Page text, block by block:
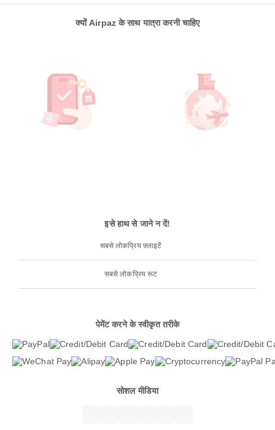
क्यों Airpaz के साथ यात्रा करनी चाहिए
इसे हाथ से जाने न दें!
सबसे लोकप्रिय फ़्लाइटें
सबसे लोकप्रिय रूट
पेमेंट करने के स्वीकृत तरीके
सोशल मीडिया